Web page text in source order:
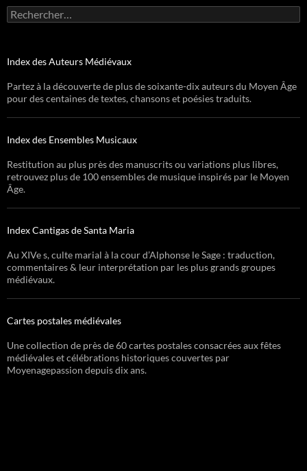
Rechercher :
Index des Auteurs Médiévaux
Partez à la découverte de plus de soixante-dix auteurs du Moyen Âge
pour des centaines de textes, chansons et poésies traduits.
Index des Ensembles Musicaux
Restitution au plus près des manuscrits ou variations plus libres,
retrouvez plus de 100 ensembles de musique inspirés par le Moyen
Âge.
Index Cantigas de Santa Maria
Au XIVe s, culte marial à la cour d’Alphonse le Sage : traduction,
commentaires & leur interprétation par les plus grands groupes
médiévaux.
Cartes postales médiévales
Une collection de près de 60 cartes postales consacrées aux fêtes
médiévales et célébrations historiques couvertes par
Moyenagepassion depuis dix ans.